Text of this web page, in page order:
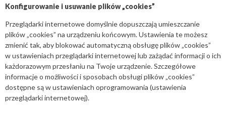
Konfigurowanie i usuwanie plików „cookies”
Przeglądarki internetowe domyślnie dopuszczają umieszczanie
plików „cookies” na urządzeniu końcowym. Ustawienia te możesz
zmienić tak, aby blokować automatyczną obsługę plików „cookies”
w ustawieniach przeglądarki internetowej lub zażądać informacji o ich
każdorazowym przesłaniu na Twoje urządzenie. Szczegółowe
informacje o możliwości i sposobach obsługi plików „cookies”
dostępne są w ustawieniach oprogramowania (ustawienia
przeglądarki internetowej).